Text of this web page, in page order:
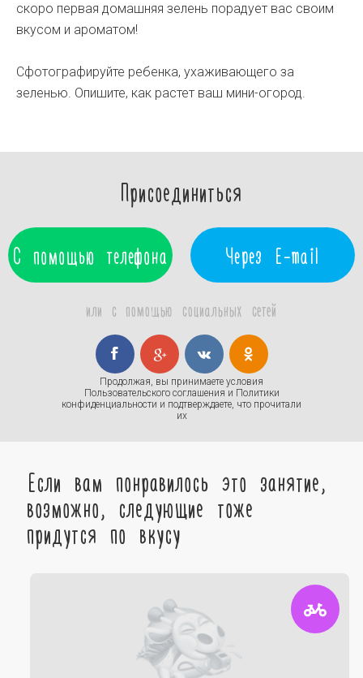
скоро первая домашняя зелень порадует вас своим
вкусом и ароматом!
Сфотографируйте ребенка, ухаживающего за
зеленью. Опишите, как растет ваш мини-огород.
Присоединиться
С помощью телефона Через E-mail
или с помощью социальных сетей
Продолжая, вы принимаете условия
Пользовательского соглашения и Политики
конфиденциальности и подтверждаете, что прочитали
их
Если вам понравилось это занятие,
возможно, следующие тоже
придутся по вкусу